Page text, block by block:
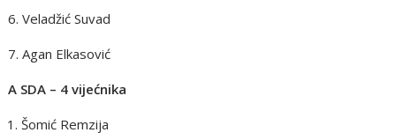
6. Veladžić Suvad
7. Agan Elkasović
A SDA – 4 vijećnika
Šomić Remzija